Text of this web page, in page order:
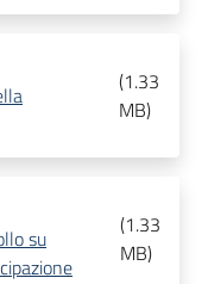
(1.33
MB)
su
(1.33
MB)